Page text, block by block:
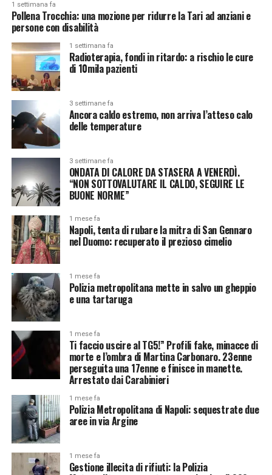
1 settimana fa
Pollena Trocchia: una mozione per ridurre la Tari ad anziani e
persone con disabilità
1 settimana fa
Radioterapia, fondi in ritardo: a rischio le cure
di 10mila pazienti
3 settimane fa
Ancora caldo estremo, non arriva l’atteso calo
delle temperature
3 settimane fa
ONDATA DI CALORE DA STASERA A VENERDÌ.
“NON SOTTOVALUTARE IL CALDO, SEGUIRE LE
BUONE NORME”
1 mese fa
Napoli, tenta di rubare la mitra di San Gennaro
nel Duomo: recuperato il prezioso cimelio
1 mese fa
Polizia metropolitana mette in salvo un gheppio
e una tartaruga
1 mese fa
Ti faccio uscire al TG5!” Profili fake, minacce di
morte e l’ombra di Martina Carbonaro. 23enne
perseguita una 17enne e finisce in manette.
Arrestato dai Carabinieri
1 mese fa
Polizia Metropolitana di Napoli: sequestrate due
aree in via Argine
1 mese fa
Gestione illecita di rifiuti: la Polizia